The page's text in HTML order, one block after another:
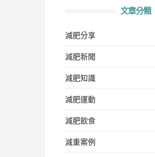
文章分類
減肥分享
減肥新聞
減肥知識
減肥運動
減肥飲食
減重案例